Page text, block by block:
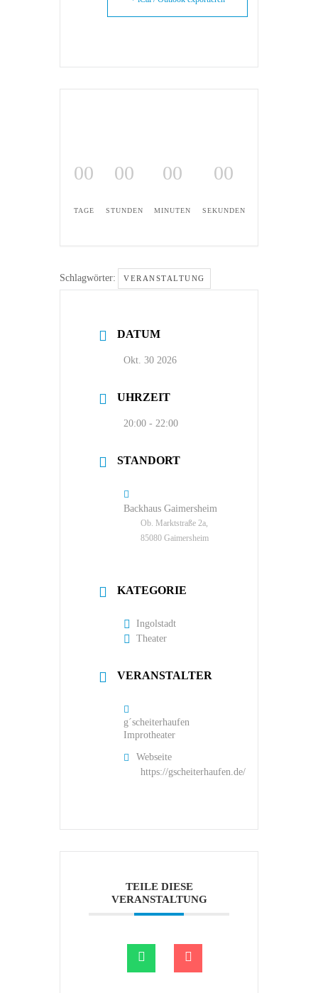
00
TAGE
00
STUNDEN
00
MINUTEN
00
SEKUNDEN
Schlagwörter: VERANSTALTUNG
DATUM
Okt. 30 2026
UHRZEIT
20:00 - 22:00
STANDORT
Backhaus Gaimersheim
Ob. Marktstraße 2a,
85080 Gaimersheim
KATEGORIE
Ingolstadt
Theater
VERANSTALTER
g´scheiterhaufen
Improtheater
Webseite
https://gscheiterhaufen.de/
TEILE DIESE
VERANSTALTUNG